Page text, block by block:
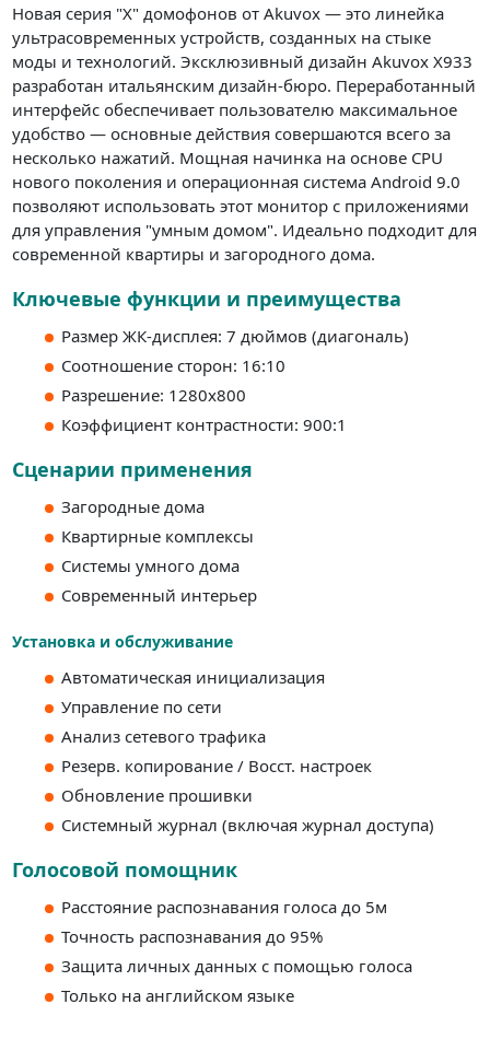
Новая серия "X" домофонов от Akuvox — это линейка
ультрасовременных устройств, созданных на стыке
моды и технологий. Эксклюзивный дизайн Akuvox X933
разработан итальянским дизайн-бюро. Переработанный
интерфейс обеспечивает пользователю максимальное
удобство — основные действия совершаются всего за
несколько нажатий. Мощная начинка на основе CPU
нового поколения и операционная система Android 9.0
позволяют использовать этот монитор с приложениями
для управления "умным домом". Идеально подходит для
современной квартиры и загородного дома.
Ключевые функции и преимущества
Размер ЖК-дисплея: 7 дюймов (диагональ)
Соотношение сторон: 16:10
Разрешение: 1280x800
Коэффициент контрастности: 900:1
Сценарии применения
Загородные дома
Квартирные комплексы
Системы умного дома
Современный интерьер
Установка и обслуживание
Автоматическая инициализация
Управление по сети
Анализ сетевого трафика
Резерв. копирование / Восст. настроек
Обновление прошивки
Системный журнал (включая журнал доступа)
Голосовой помощник
Расстояние распознавания голоса до 5м
Точность распознавания до 95%
Защита личных данных с помощью голоса
Только на английском языке